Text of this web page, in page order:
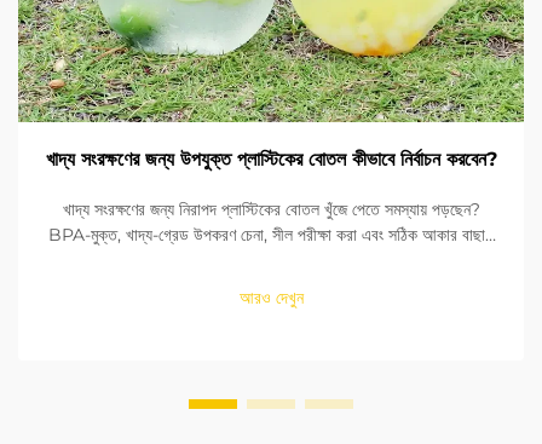
খাদ্য সংরক্ষণের জন্য উপযুক্ত প্লাস্টিকের বোতল কীভাবে নির্বাচন করবেন?
খাদ্য সংরক্ষণের জন্য নিরাপদ প্লাস্টিকের বোতল খুঁজে পেতে সমস্যায় পড়ছেন?
BPA-মুক্ত, খাদ্য-গ্রেড উপকরণ চেনা, সীল পরীক্ষা করা এবং সঠিক আকার বাছাই
আরও দেখুন